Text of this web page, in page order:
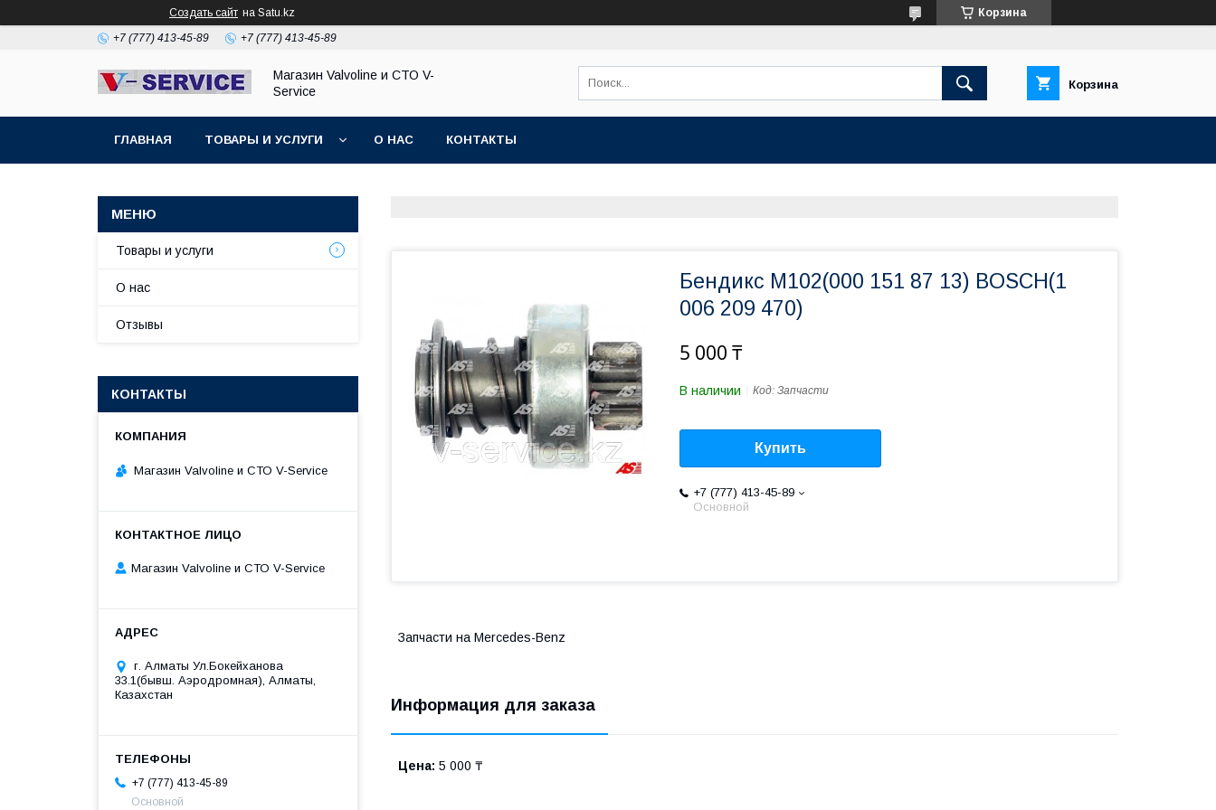
Создать сайт на Satu.kz Корзина
+7 (777) 413-45-89 +7 (777) 413-45-89
Магазин Valvoline и СТО V-
Service
Корзина
ГЛАВНАЯ ТОВАРЫ И УСЛУГИ О НАС КОНТАКТЫ
Бендикс M102(000 151 87 13) BOSCH(1
006 209 470)
5 000 ₸
В наличии Код: Запчасти
Купить
+7 (777) 413-45-89
Основной
Запчасти на Mercedes-Benz
Информация для заказа
Цена: 5 000 ₸
Товары и услуги
О нас
Отзывы
КОНТАКТЫ
Магазин Valvoline и СТО V-Service
Магазин Valvoline и СТО V-Service
г. Алматы Ул.Бокейханова
33.1(бывш. Аэродромная), Алматы,
Казахстан
+7 (777) 413-45-89
Основной